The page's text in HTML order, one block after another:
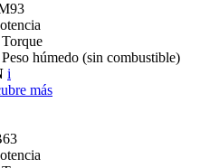
Torque
Peso húmedo (sin combustible)
i
más